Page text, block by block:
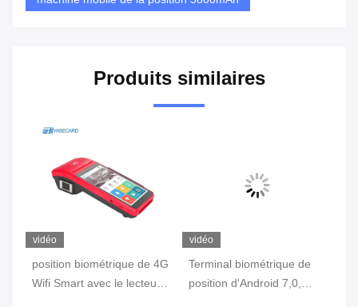
Produits similaires
vidéo
position biométrique de 4G
Wifi Smart avec le lecteur
vidéo
Terminal biométrique de
position d'Android 7,0,